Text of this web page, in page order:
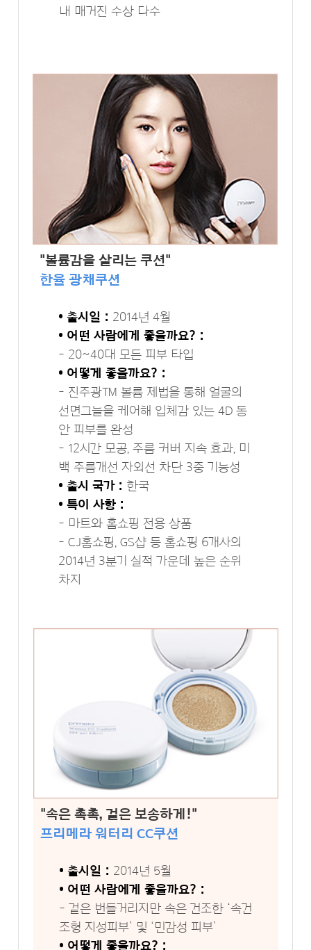
내 매거진 수상 다수
"볼륨감을 살리는 쿠션"
한율 광채쿠션
• 출시일 : 2014년 4월
• 어떤 사람에게 좋을까요? :
- 20~40대 모든 피부 타입
• 어떻게 좋을까요? :
- 진주광™ 볼륨 제법을 통해 얼굴의
선면그늘을 케어해 입체감 있는 4D 동
안 피부를 완성
- 12시간 모공, 주름 커버 지속 효과, 미
백 주름개선 자외선 차단 3중 기능성
• 출시 국가 : 한국
• 특이 사항 :
- 마트와 홈쇼핑 전용 상품
- CJ홈쇼핑, GS샵 등 홈쇼핑 6개사의
2014년 3분기 실적 가운데 높은 순위
차지
"속은 촉촉, 겉은 보송하게!"
프리메라 워터리 CC쿠션
• 출시일 : 2014년 5월
• 어떤 사람에게 좋을까요? :
- 겉은 번들거리지만 속은 건조한 ‘속건
조형 지성피부’ 및 ‘민감성 피부’
• 어떻게 좋을까요? :